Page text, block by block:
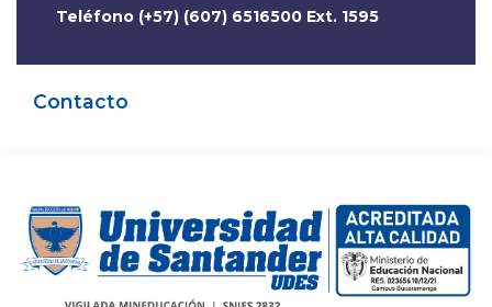
Teléfono (+57) (607) 6516500 Ext. 1595
Contacto